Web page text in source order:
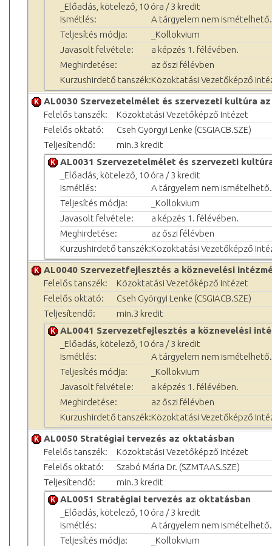
_Előadás, kötelező, 10 óra / 3 kredit
Ismétlés:
A tárgyelem nem ismételhető.
Teljesítés módja:
_Kollokvium
Javasolt felvétele:
a képzés 1. félévében.
Meghirdetése:
az őszi félévben
Kurzushirdető tanszék:Közoktatási Vezetőképző
AL0030 Szervezetelmélet és szervezeti kultúra
Felelős tanszék:
Közoktatási Vezetőképző Intézet
Felelős oktató:
Cseh Györgyi Lenke (CSGIACB.SZE)
Teljesítendő:
min.3 kredit
AL0031 Szervezetelmélet és szervezeti
_Előadás, kötelező, 10 óra / 3 kredit
Ismétlés:
A tárgyelem nem ismételhető.
Teljesítés módja:
_Kollokvium
Javasolt felvétele:
a képzés 1. félévében.
Meghirdetése:
az őszi félévben
Kurzushirdető tanszék:Közoktatási Vezetőképző
AL0040 Szervezetfejlesztés a köznevelési
Felelős tanszék:
Közoktatási Vezetőképző Intézet
Felelős oktató:
Cseh Györgyi Lenke (CSGIACB.SZE)
Teljesítendő:
min.3 kredit
AL0041 Szervezetfejlesztés a köznevelési
_Előadás, kötelező, 10 óra / 3 kredit
Ismétlés:
A tárgyelem nem ismételhető.
Teljesítés módja:
_Kollokvium
Javasolt felvétele:
a képzés 1. félévében.
Meghirdetése:
az őszi félévben
Kurzushirdető tanszék:Közoktatási Vezetőképző
AL0050 Stratégiai tervezés az oktatásban
Felelős tanszék:
Közoktatási Vezetőképző Intézet
Felelős oktató:
Szabó Mária Dr. (SZMTAAS.SZE)
Teljesítendő:
min.3 kredit
AL0051 Stratégiai tervezés az oktatásban
_Előadás, kötelező, 10 óra / 3 kredit
Ismétlés:
A tárgyelem nem ismételhető.
Teljesítés módja:
_Kollokvium